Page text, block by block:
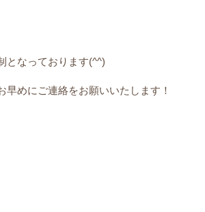
となっております(^^)
早めにご連絡をお願いいたします！